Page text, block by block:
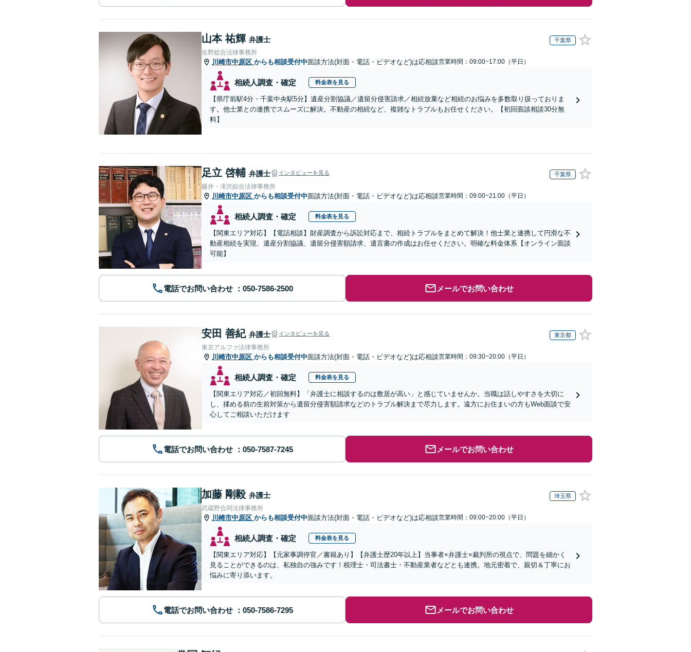
山本 祐輝 弁護士 千葉県
佐野総合法律事務所
川崎市中原区 からも相談受付中面談方法(対面・電話・ビデオなど)は応相談営業時間：09:00~17:00（平日）
相続人調査・確定 料金表を見る
【県庁前駅4分・千葉中央駅5分】遺産分割協議／遺留分侵害請求／相続放棄など相続のお悩みを多数取り扱っておりま
す。他士業との連携でスムーズに解決。不動産の相続など、複雑なトラブルもお任せください。【初回面談相談30分無
料】
足立 啓輔 弁護士 インタビューを見る 千葉県
藤井・滝沢綜合法律事務所
川崎市中原区 からも相談受付中面談方法(対面・電話・ビデオなど)は応相談営業時間：09:00~21:00（平日）
相続人調査・確定 料金表を見る
【関東エリア対応】【電話相談】財産調査から訴訟対応まで、相続トラブルをまとめて解決！他士業と連携して円滑な不
動産相続を実現、遺産分割協議、遺留分侵害額請求、遺言書の作成はお任せください。明確な料金体系【オンライン面談
可能】
電話でお問い合わせ メールでお問い合わせ
安田 善紀 弁護士 インタビューを見る 東京都
東京アルファ法律事務所
川崎市中原区 からも相談受付中面談方法(対面・電話・ビデオなど)は応相談営業時間：09:30~20:00（平日）
相続人調査・確定 料金表を見る
【関東エリア対応／初回無料】「弁護士に相談するのは敷居が高い」と感じていませんか。当職は話しやすさを大切に
し、揉める前の生前対策から遺留分侵害額請求などのトラブル解決まで尽力します。遠方にお住まいの方もWeb面談で安
心してご相談いただけます
電話でお問い合わせ メールでお問い合わせ
加藤 剛毅 弁護士 埼玉県
武蔵野合同法律事務所
川崎市中原区 からも相談受付中面談方法(対面・電話・ビデオなど)は応相談営業時間：09:00~20:00（平日）
相続人調査・確定 料金表を見る
【関東エリア対応】【元家事調停官／書籍あり】【弁護士歴20年以上】当事者×弁護士×裁判所の視点で、問題を細かく
見ることができるのは、私独自の強みです！税理士・司法書士・不動産業者などとも連携。地元密着で、親切＆丁寧にお
悩みに寄り添います。
電話でお問い合わせ メールでお問い合わせ